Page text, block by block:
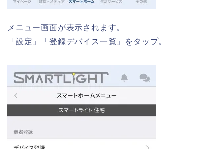
メニュー画面が表示されます。
「設定」「登録デバイス一覧」をタップ。